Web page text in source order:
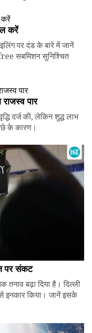
करें
पर दंड के बारे में जानें
सबमिशन सुनिश्चित
पार
दर्ज की, लेकिन शुद्ध लाभ
के कारण।
पर संकट
तनाव बढ़ा दिया है। दिल्ली
इनकार किया। जानें इसके